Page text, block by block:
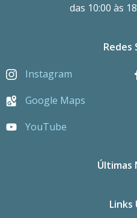
das 10:00 às
Redes
Instagram
Google Maps
YouTube
Últimas
Links